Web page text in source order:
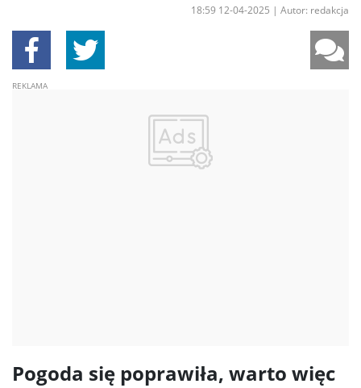
18:59 12-04-2025 | Autor: redakcja
Pogoda się poprawiła, warto więc